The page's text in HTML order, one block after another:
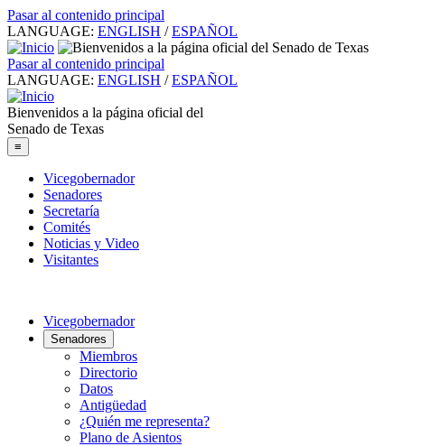
Pasar al contenido principal
LANGUAGE: ENGLISH / ESPAÑOL
Pasar al contenido principal
LANGUAGE: ENGLISH / ESPAÑOL
Bienvenidos a la página oficial del
Senado de Texas
≡
Vicegobernador
Senadores
Secretaría
Comités
Noticias y Video
Visitantes
Vicegobernador
Senadores
Miembros
Directorio
Datos
Antigüedad
¿Quién me representa?
Plano de Asientos